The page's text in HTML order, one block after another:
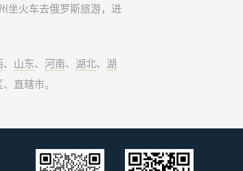
坐火车去俄罗斯旅游，进
、 山东、 河南、 湖北、 湖
直辖市。